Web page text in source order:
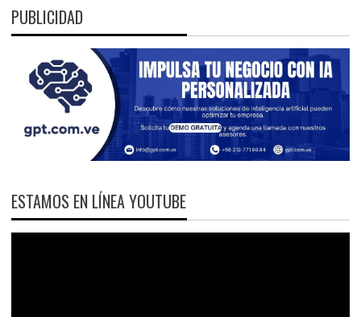
PUBLICIDAD
ESTAMOS EN LÍNEA YOUTUBE